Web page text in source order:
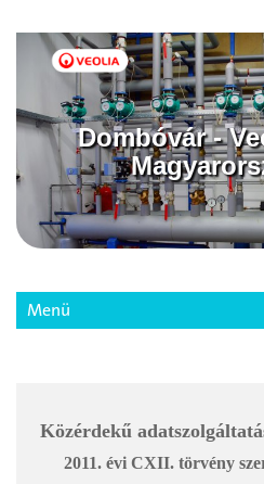
Dombóvár -
Menü
Közérdekű
2011. évi CXII. törvény